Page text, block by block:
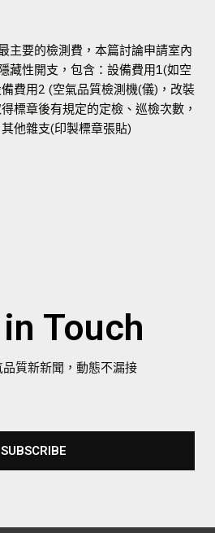
主要的檢測費，本篇討論申請室內
藏性開支，包含：設備費用1(如空
費用2 (空氣品質檢測機(儀)，改裝
標章後有規定的定檢、巡檢次數，
他雜支(印製標章張貼)
Touch
質新新聞，動態不漏接
SUBSCRIBE